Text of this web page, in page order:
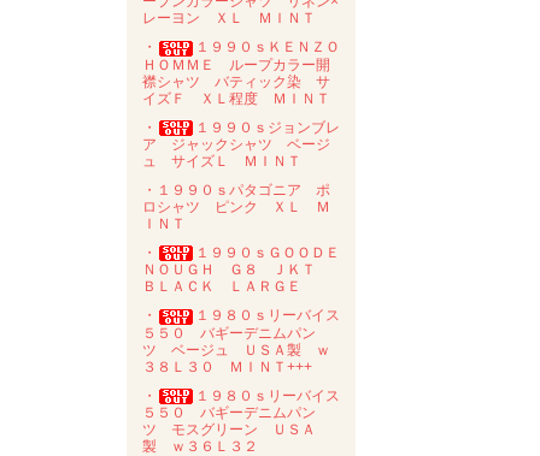
レーヨン ＸＬ ＭＩＮＴ
・
１９９０ｓＫＥＮＺＯ
ＨＯＭＭＥ ループカラー開
襟シャツ バティック染 サ
イズＦ ＸＬ程度 ＭＩＮＴ
・
１９９０ｓジョンブレ
ア ジャックシャツ ベージ
ュ サイズＬ ＭＩＮＴ
・１９９０ｓパタゴニア ポ
ロシャツ ピンク ＸＬ Ｍ
ＩＮＴ
・
１９９０ｓＧＯＯＤＥ
ＮＯＵＧＨ Ｇ８ ＪＫＴ
ＢＬＡＣＫ ＬＡＲＧＥ
・
１９８０ｓリーバイス
５５０ バギーデニムパン
ツ ベージュ ＵＳＡ製 ｗ
３８Ｌ３０ ＭＩＮＴ+++
・
１９８０ｓリーバイス
５５０ バギーデニムパン
ツ モスグリーン ＵＳＡ
製 ｗ３６Ｌ３２